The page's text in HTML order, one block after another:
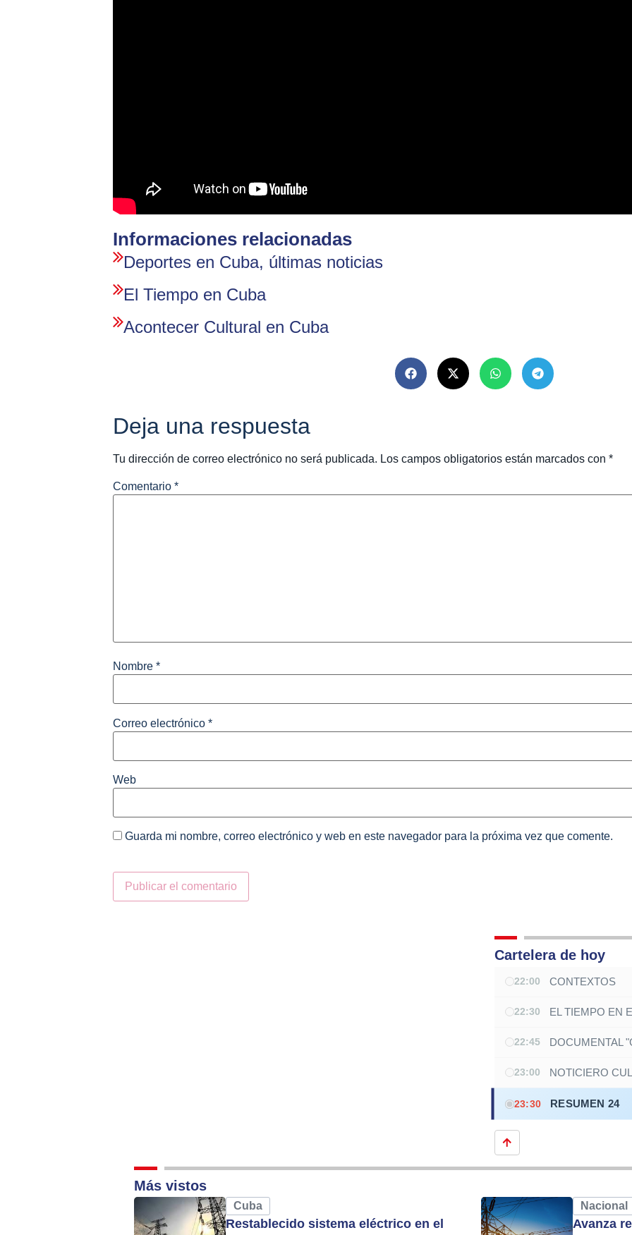
Informaciones relacionadas
Deportes en Cuba, últimas noticias
El Tiempo en Cuba
Acontecer Cultural en Cuba
Deja una respuesta
Tu dirección de correo electrónico no será publicada. Los campos obligatorios están marcados con *
Comentario *
Nombre *
Correo electrónico *
Web
Guarda mi nombre, correo electrónico y web en este navegador para la próxima vez que comente.
Cartelera de hoy
22:00 CONTEXTOS
22:30 EL TIEMPO EN
22:45 DOCUMENTAL
23:00 NOTICIERO
23:30 RESUMEN 24
Más vistos
Cuba
Restablecido sistema eléctrico en el
Nacional
Avanza